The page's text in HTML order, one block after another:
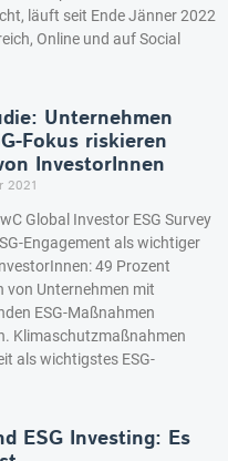
läuft seit Ende Jänner 2022
Online und auf Social
Unternehmen
Fokus riskieren
InvestorInnen
2021
Global Investor ESG Survey
Engagement als wichtiger
49 Prozent
von Unternehmen mit
ESG-Maßnahmen
Klimaschutzmaßnahmen
als wichtigstes ESG-
ESG Investing: Es